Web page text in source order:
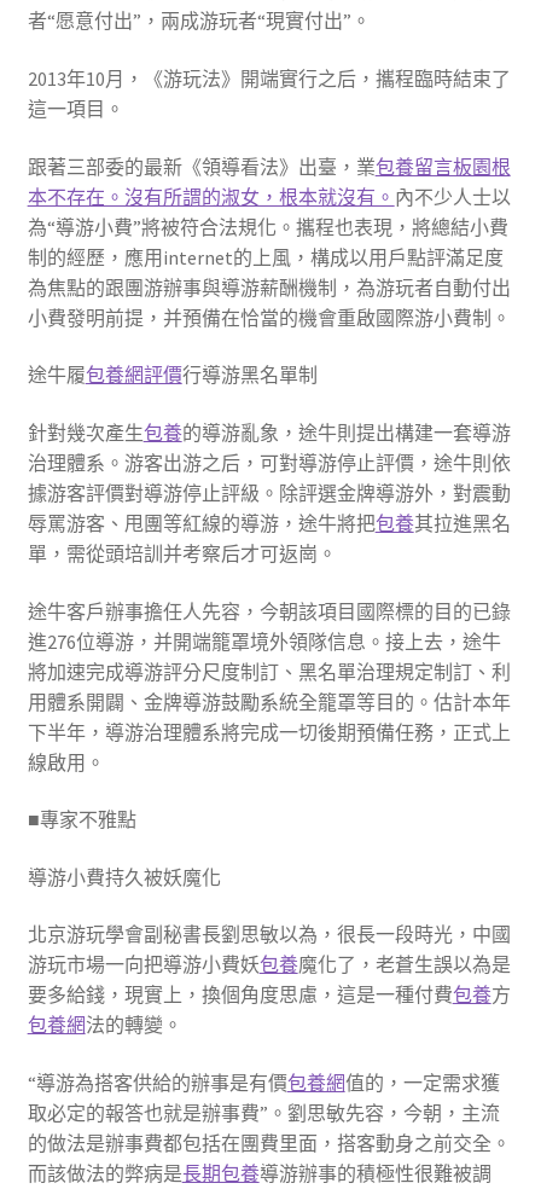
者“愿意付出”，兩成游玩者“現實付出”。
2013年10月，《游玩法》開端實行之后，攜程臨時結束了
這一項目。
跟著三部委的最新《領導看法》出臺，業包養留言板園根
本不存在。沒有所謂的淑女，根本就沒有。 內不少人士以
為“導游小費”將被符合法規化。攜程也表現，將總結小費
制的經歷，應用internet的上風，構成以用戶點評滿足度
為焦點的跟團游辦事與導游薪酬機制，為游玩者自動付出
小費發明前提，并預備在恰當的機會重啟國際游小費制。
途牛履包養網評價行導游黑名單制
針對幾次產生包養的導游亂象，途牛則提出構建一套導游
治理體系。游客出游之后，可對導游停止評價，途牛則依
據游客評價對導游停止評級。除評選金牌導游外，對震動
辱罵游客、甩團等紅線的導游，途牛將把包養其拉進黑名
單，需從頭培訓并考察后才可返崗。
途牛客戶辦事擔任人先容，今朝該項目國際標的目的已錄
進276位導游，并開端籠罩境外領隊信息。接上去，途牛
將加速完成導游評分尺度制訂、黑名單治理規定制訂、利
用體系開闢、金牌導游鼓勵系統全籠罩等目的。估計本年
下半年，導游治理體系將完成一切後期預備任務，正式上
線啟用。
■專家不雅點
導游小費持久被妖魔化
北京游玩學會副秘書長劉思敏以為，很長一段時光，中國
游玩市場一向把導游小費妖包養魔化了，老蒼生誤以為是
要多給錢，現實上，換個角度思慮，這是一種付費包養方
包養網法的轉變。
“導游為搭客供給的辦事是有價包養網值的，一定需求獲
取必定的報答也就是辦事費”。劉思敏先容，今朝，主流
的做法是辦事費都包括在團費里面，搭客動身之前交全。
而該做法的弊病是長期包養導游辦事的積極性很難被調